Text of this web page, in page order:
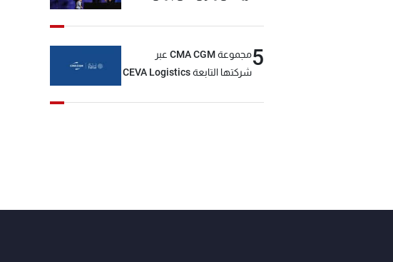
5
مجموعة CMA CGM عبر
شركتها التابعة CEVA Logistics